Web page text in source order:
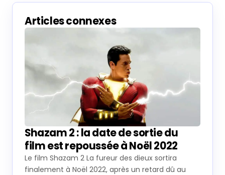
Articles connexes
Shazam 2 : la date de sortie du
film est repoussée à Noël 2022
Le film Shazam 2 La fureur des dieux sortira
finalement à Noël 2022, après un retard dû au